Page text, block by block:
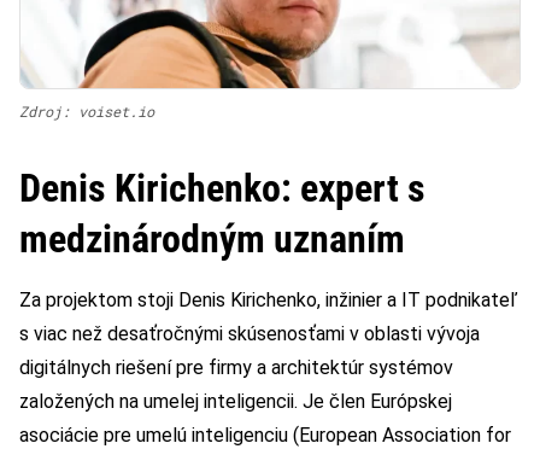
Zdroj: voiset.io
Denis Kirichenko: expert s
medzinárodným uznaním
Za projektom stoji Denis Kirichenko, inžinier a IT podnikateľ
s viac než desaťročnými skúsenosťami v oblasti vývoja
digitálnych riešení pre firmy a architektúr systémov
založených na umelej inteligencii. Je člen Európskej
asociácie pre umelú inteligenciu (European Association for